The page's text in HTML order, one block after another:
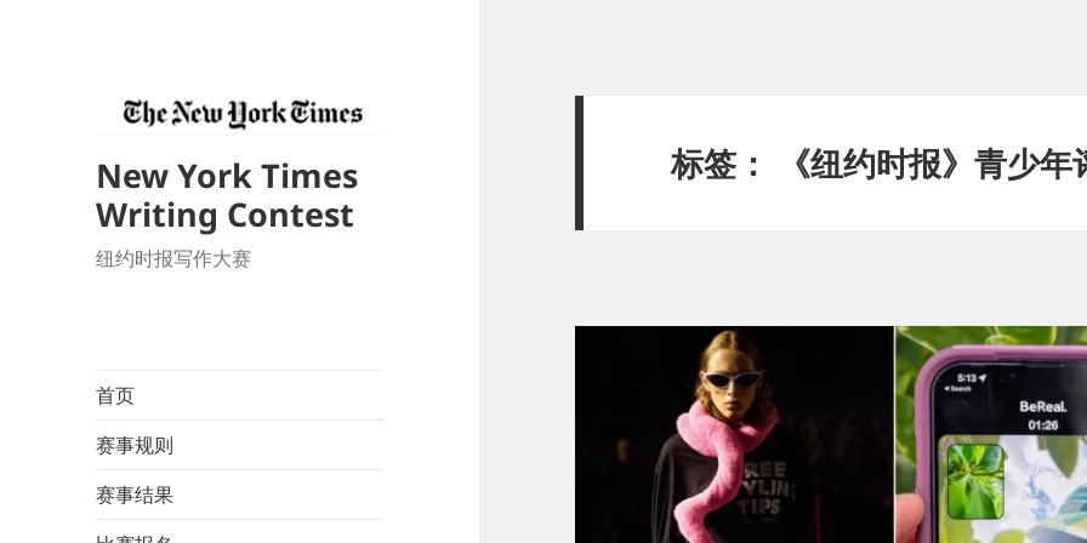
New York Times
Writing Contest
纽约时报写作大赛
首页
赛事规则
赛事结果
标签： 《纽约时报》青少